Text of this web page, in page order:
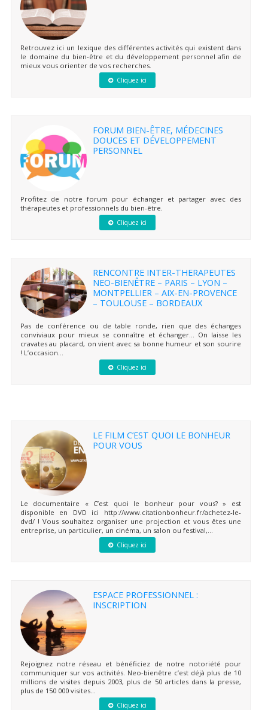
Retrouvez ici un lexique des différentes activités qui existent dans
le domaine du bien-être et du développement personnel afin de
mieux vous orienter de vos recherches.
Cliquez ici
FORUM BIEN-ÊTRE, MÉDECINES
DOUCES ET DÉVELOPPEMENT
PERSONNEL
Profitez de notre forum pour échanger et partager avec des
thérapeutes et professionnels du bien-être.
Cliquez ici
RENCONTRE INTER-THERAPEUTES
NEO-BIENÊTRE – PARIS – LYON –
MONTPELLIER – AIX-EN-PROVENCE
– TOULOUSE – BORDEAUX
Pas de conférence ou de table ronde, rien que des échanges
conviviaux pour mieux se connaître et échanger… On laisse les
cravates au placard, on vient avec sa bonne humeur et son sourire
! L’occasion...
Cliquez ici
LE FILM C’EST QUOI LE BONHEUR
POUR VOUS
Le documentaire « C’est quoi le bonheur pour vous? » est
disponible en DVD ici http://www.citationbonheur.fr/achetez-le-
dvd/ ! Vous souhaitez organiser une projection et vous êtes une
entreprise, un particulier, un cinéma, un salon ou festival,...
Cliquez ici
ESPACE PROFESSIONNEL :
INSCRIPTION
Rejoignez notre réseau et bénéficiez de notre notoriété pour
communiquer sur vos activités. Neo-bienêtre c’est déjà plus de 10
millions de visites depuis 2003, plus de 50 articles dans la presse,
plus de 150 000 visites...
Cliquez ici